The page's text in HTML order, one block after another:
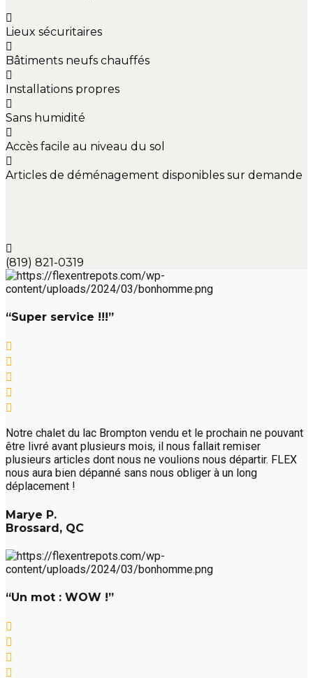
Lieux sécuritaires
Bâtiments neufs chauffés
Installations propres
Sans humidité
Accès facile au niveau du sol
Articles de déménagement disponibles sur demande
(819) 821-0319
“Super service !!!”
Notre chalet du lac Brompton vendu et le prochain ne pouvant
être livré avant plusieurs mois, il nous fallait remiser
plusieurs articles dont nous ne voulions nous départir. FLEX
nous aura bien dépanné sans nous obliger à un long
déplacement !
Marye P.
Brossard, QC
“Un mot : WOW !”